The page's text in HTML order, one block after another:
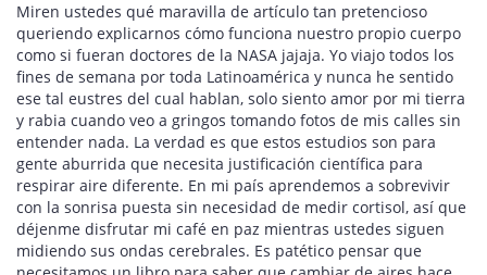
Miren ustedes qué maravilla de artículo tan pretencioso
queriendo explicarnos cómo funciona nuestro propio cuerpo
como si fueran doctores de la NASA jajaja. Yo viajo todos los
fines de semana por toda Latinoamérica y nunca he sentido
ese tal eustres del cual hablan, solo siento amor por mi tierra
y rabia cuando veo a gringos tomando fotos de mis calles sin
entender nada. La verdad es que estos estudios son para
gente aburrida que necesita justificación científica para
respirar aire diferente. En mi país aprendemos a sobrevivir
con la sonrisa puesta sin necesidad de medir cortisol, así que
déjenme disfrutar mi café en paz mientras ustedes siguen
midiendo sus ondas cerebrales. Es patético pensar que